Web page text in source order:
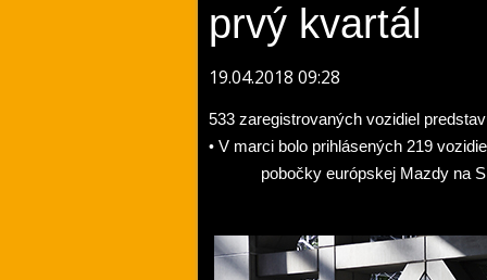
prvý kvartál
19.04.2018 09:28
533 zaregistrovaných vozidiel
• V marci bolo prihlásených 219
pobočky európskej Mazdy na